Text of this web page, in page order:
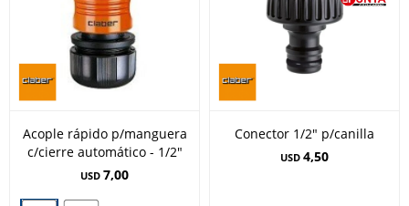
Acople rápido p/manguera
c/cierre automático - 1/2"
USD 7,00
Conector 1/2" p/canilla
USD 4,50